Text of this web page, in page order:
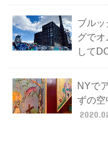
ブル
グで
して
NYで
ずの空